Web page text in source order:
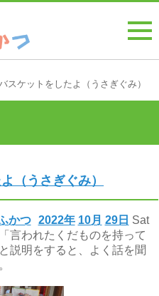
スケットをしたよ（うさぎぐみ）
（うさぎぐみ）
2022年 10月 29日 Sat
かつ
言われたくだものを持って
説明をすると、よく話を聞